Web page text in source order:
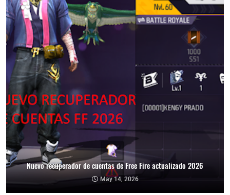
Nuevo recuperador de cuentas de Free Fire actualizado 2026
May 14, 2026